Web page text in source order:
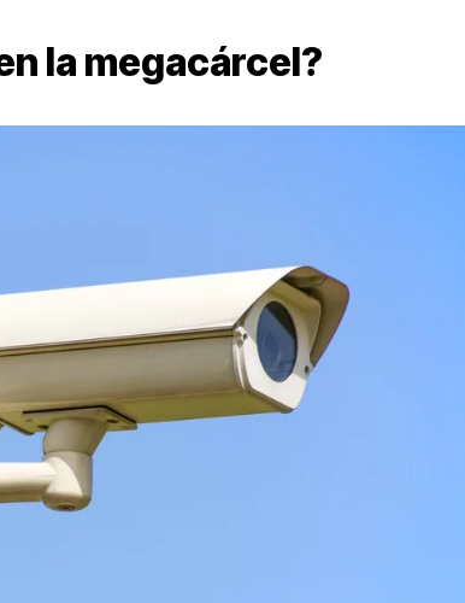
la megacárcel?